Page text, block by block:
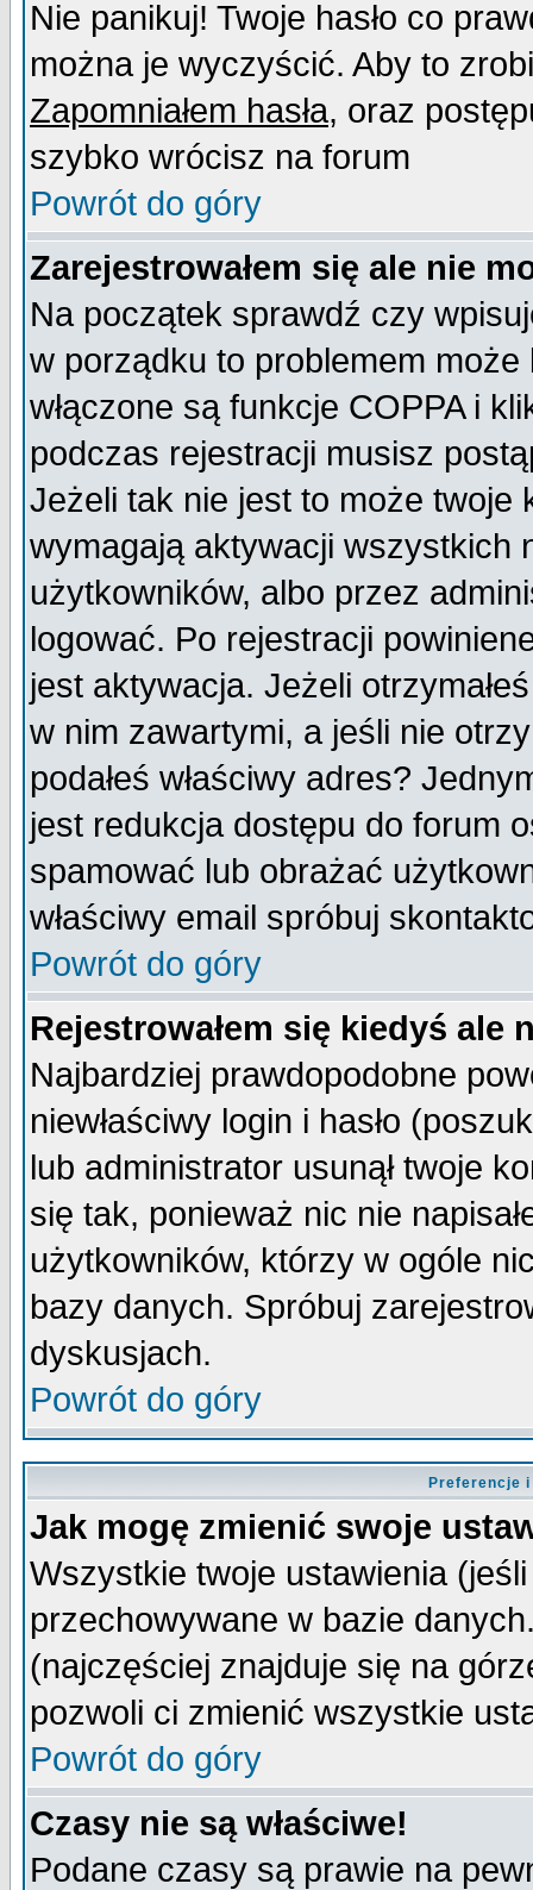
Nie panikuj! Twoje hasło co
można je wyczyścić. Aby to
Zapomniałem hasła, oraz
szybko wrócisz na forum
Powrót do góry
Zarejestrowałem się ale nie
Na początek sprawdź czy
w porządku to problemem
włączone są funkcje COPPA i
podczas rejestracji musisz
Jeżeli tak nie jest to może twoje
wymagają aktywacji wszystkich
użytkowników, albo przez
logować. Po rejestracji
jest aktywacja. Jeżeli
w nim zawartymi, a jeśli nie
podałeś właściwy adres?
jest redukcja dostępu do forum
spamować lub obrażać
właściwy email spróbuj
Powrót do góry
Rejestrowałem się kiedyś ale
Najbardziej prawdopodobne
niewłaściwy login i hasło
lub administrator usunął twoje
się tak, ponieważ nic nie
użytkowników, którzy w ogóle
bazy danych. Spróbuj
dyskusjach.
Powrót do góry
Preferencje
Jak mogę zmienić swoje
Wszystkie twoje ustawienia
przechowywane w bazie
(najczęściej znajduje się na
pozwoli ci zmienić wszystkie
Powrót do góry
Czasy nie są właściwe!
Podane czasy są prawie na